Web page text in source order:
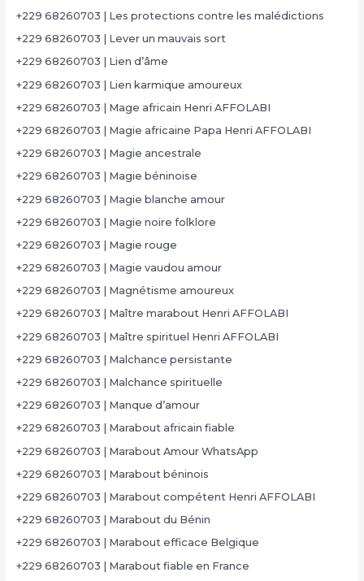
+229 68260703 | Les protections contre les malédictions
+229 68260703 | Lever un mauvais sort
+229 68260703 | Lien d’âme
+229 68260703 | Lien karmique amoureux
+229 68260703 | Mage africain Henri AFFOLABI
+229 68260703 | Magie africaine Papa Henri AFFOLABI
+229 68260703 | Magie ancestrale
+229 68260703 | Magie béninoise
+229 68260703 | Magie blanche amour
+229 68260703 | Magie noire folklore
+229 68260703 | Magie rouge
+229 68260703 | Magie vaudou amour
+229 68260703 | Magnétisme amoureux
+229 68260703 | Maître marabout Henri AFFOLABI
+229 68260703 | Maître spirituel Henri AFFOLABI
+229 68260703 | Malchance persistante
+229 68260703 | Malchance spirituelle
+229 68260703 | Manque d’amour
+229 68260703 | Marabout africain fiable
+229 68260703 | Marabout Amour WhatsApp
+229 68260703 | Marabout béninois
+229 68260703 | Marabout compétent Henri AFFOLABI
+229 68260703 | Marabout du Bénin
+229 68260703 | Marabout efficace Belgique
+229 68260703 | Marabout fiable en France